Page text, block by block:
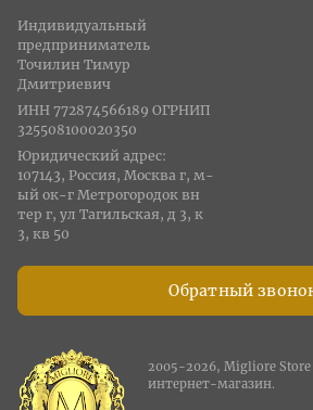
Обратный
Индивидуальный
предприниматель
Точилин Тимур
Дмитриевич
ИНН 772874566189 ОГРНИП
325508100020350
Юридический адрес:
107143, Россия, Москва г, м-
ый ок-г Метрогородок вн
тер г, ул Тагильская, д 3, к
3, кв 50
2005-2026, Migliore
интернет-магазин.